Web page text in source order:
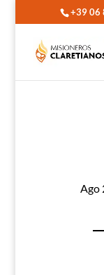
+39 06
Ago